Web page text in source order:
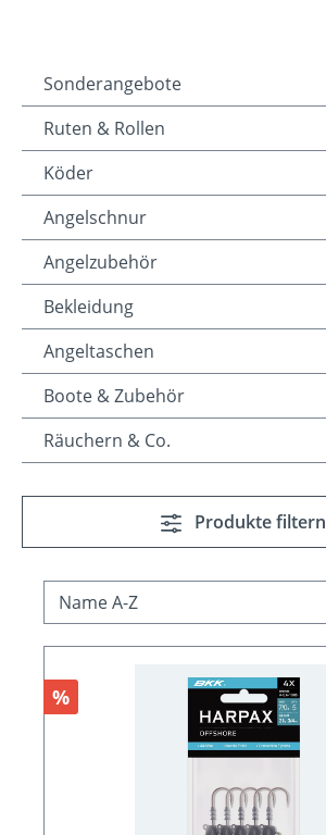
Sonderangebote
Ruten & Rollen
Köder
Angelschnur
Angelzubehör
Bekleidung
Angeltaschen
Boote & Zubehör
Räuchern & Co.
Produkte filtern
Rabatt
%